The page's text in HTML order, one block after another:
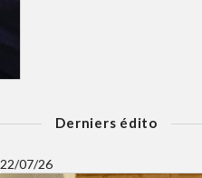
Derniers édito
22/07/26